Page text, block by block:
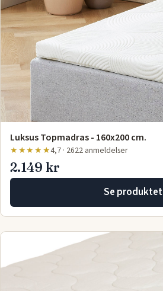
Luksus Topmadras - 160x200 cm.
★★★★★4,7 · 2622 anmeldelser
2.149 kr
Se produktet